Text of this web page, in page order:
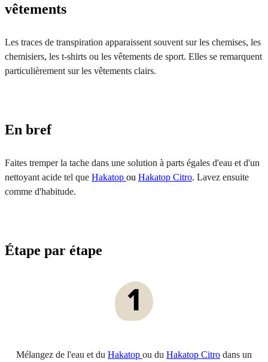
vêtements
Les traces de transpiration apparaissent souvent sur les chemises, les
chemisiers, les t-shirts ou les vêtements de sport. Elles se remarquent
particulièrement sur les vêtements clairs.
En bref
Faites tremper la tache dans une solution à parts égales d'eau et d'un
nettoyant acide tel que Hakatop ou Hakatop Citro. Lavez ensuite
comme d'habitude.
Étape par étape
Mélangez de l'eau et du Hakatop ou du Hakatop Citro dans un